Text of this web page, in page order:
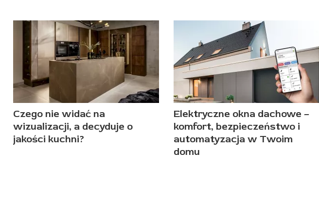
Czego nie widać na
wizualizacji, a decyduje o
jakości kuchni?
Elektryczne okna dachowe –
komfort, bezpieczeństwo i
automatyzacja w Twoim
domu